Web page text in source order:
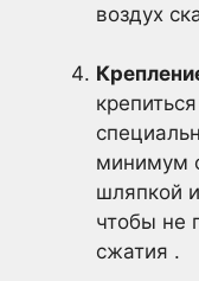
воздух
минимум
шляпкой
чтобы не
сжатия .